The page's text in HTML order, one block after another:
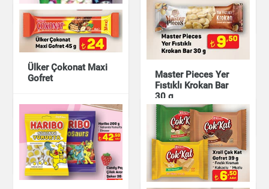
Çikolata & Bisküvi &
Kuruyemiş
Çikolata & Bisküvi &
Kuruyemiş
Jox Crunchy Ekşi
Yumuşak Şeker
Çikolata & Bisküvi &
Kuruyemiş
Master Pieces Yer
Fıstıklı Krokan Bar
30 g
Atıştırmalık
Ülker Çokonat Maxi
Gofret
Çikolata & Bisküvi &